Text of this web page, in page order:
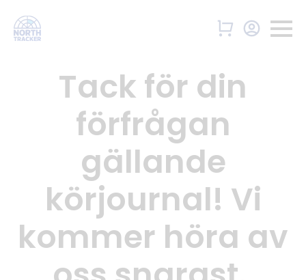
Tack för din
förfrågan
gällande
körjournal! Vi
kommer höra av